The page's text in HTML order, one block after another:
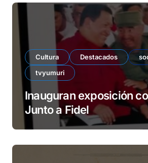
Cultura Destacados
tvyumuri
Inauguran exposición
Junto a Fidel